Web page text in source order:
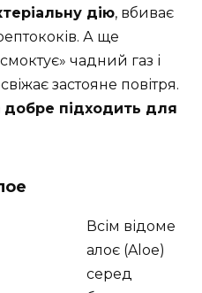
дію, вбиває
А ще
чадний газ і
застояне повітря.
добре підходить для
Всім відоме
алоє (Aloe)
серед